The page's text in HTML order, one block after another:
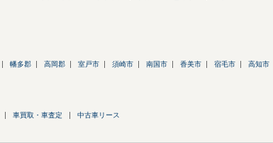
幡多郡 高岡郡 室戸市 須崎市 南国市 香美市 宿毛市 高知市
車買取・車査定 中古車リース